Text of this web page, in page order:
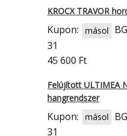
KROCX TRAVOR
Kupon: másol
31
45 600 Ft
Felújított ULTIMEA
hangrendszer
Kupon: másol
31